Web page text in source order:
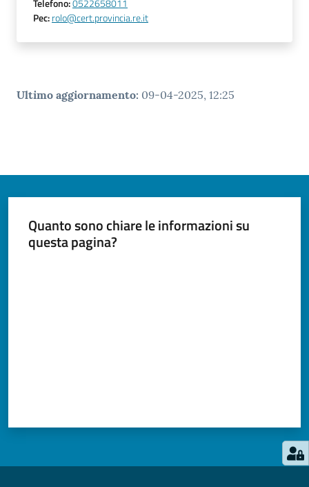
Telefono:0522658011
Pec:rolo@cert.provincia.re.it
Ultimo aggiornamento: 09-04-2025, 12:25
Quanto sono chiare le informazioni su
questa pagina?